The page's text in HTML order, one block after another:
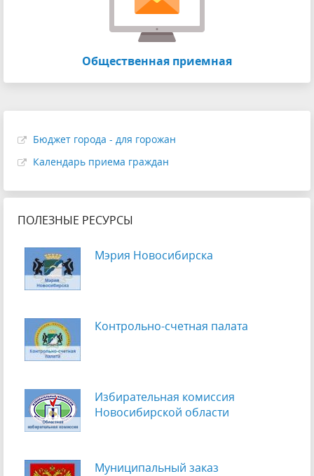
Общественная приемная
Бюджет города - для горожан
Календарь приема граждан
ПОЛЕЗНЫЕ РЕСУРСЫ
Мэрия Новосибирска
Контрольно-счетная палата
Избирательная комиссия
Новосибирской области
Муниципальный заказ